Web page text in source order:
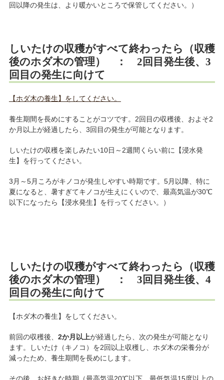
回以降の発生は、より暖かいところで保管してください。）
しいたけの収穫がすべて終わったら（収穫
後のホダ木の管理） ： 2回目発生後、3
回目の発生に向けて
【ホダ木の養生】をしてください。
養生期間を長めにすることがコツです。2回目の収穫後、およそ2
か月以上が経過したら、3回目の発生が可能となります。
しいたけの収穫を楽しみたい10日～2週間くらい前に【浸水発
生】を行ってください。
3月～5月ころがキノコが発生しやすい時期です。5月以降、特に
夏になると、暑すぎてキノコが生えにくいので、最高気温が30℃
以下になったら【浸水発生】を行ってください。）
しいたけの収穫がすべて終わったら（収穫
後のホダ木の管理） ： 3回目発生後、4
回目の発生に向けて
【ホダ木の養生】をしてください。
前回の収穫後、 2か月以上が経過したら、次の発生が可能となり
ます。しいたけ（キノコ）を2回以上収穫し、ホダ木の栄養分が
減ったため、養生期間を長めにします。